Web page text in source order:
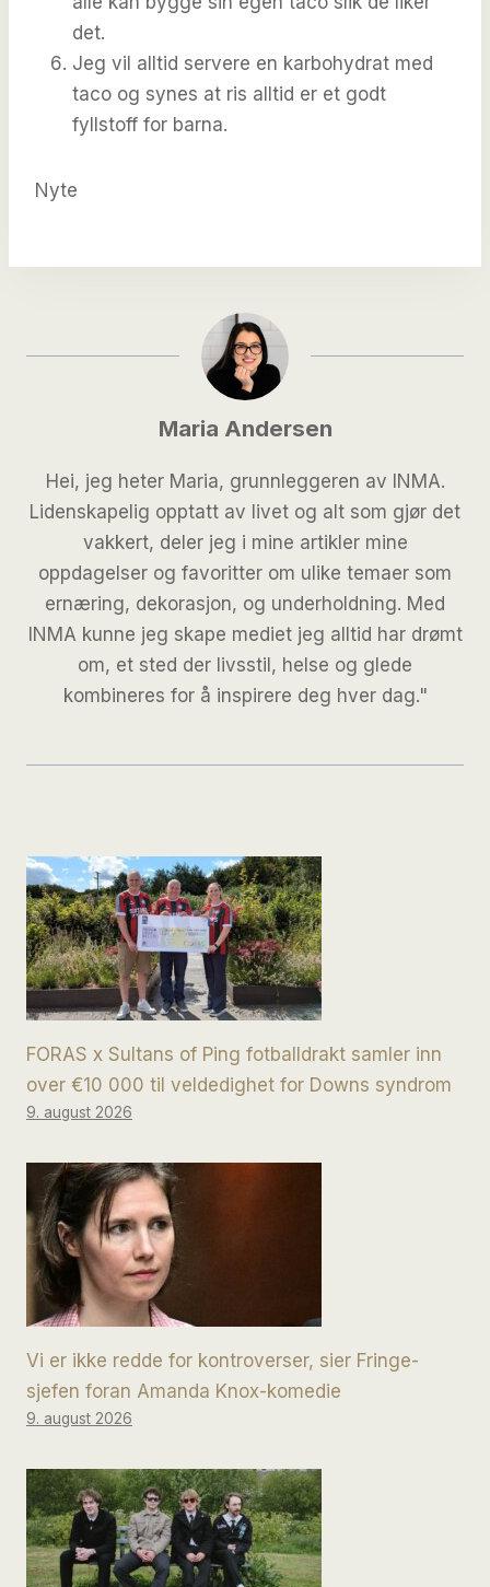
det.
Jeg vil alltid servere en karbohydrat med
taco og synes at ris alltid er et godt
fyllstoff for barna.
Nyte
Maria Andersen
Hei, jeg heter Maria, grunnleggeren av INMA.
Lidenskapelig opptatt av livet og alt som gjør det
vakkert, deler jeg i mine artikler mine
oppdagelser og favoritter om ulike temaer som
ernæring, dekorasjon, og underholdning. Med
INMA kunne jeg skape mediet jeg alltid har drømt
om, et sted der livsstil, helse og glede
kombineres for å inspirere deg hver dag."
FORAS x Sultans of Ping fotballdrakt samler inn
over €10 000 til veldedighet for Downs syndrom
9. august 2026
Vi er ikke redde for kontroverser, sier Fringe-
sjefen foran Amanda Knox-komedie
9. august 2026